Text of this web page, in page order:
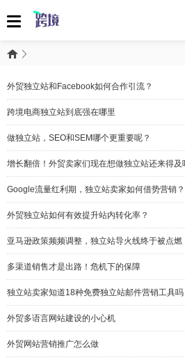
外贸独立站和Facebook如何合作引流？
跨境电商独立站到底强在哪里
做独立站，SEO和SEM哪个更重要呢？
增长翻倍！外贸卖家们现在想做独立站还来得及
Google流量红利期，独立站卖家如何借势营销？
外贸独立站如何有效提升站内转化率？
亚马逊政策频频调整，独立站导火线终于被点燃
多渠道销售才是出路！危机下的保障
独立站卖家知道18种免费独立站邮件营销工具吗
外贸多语言网站建设的小心机
外贸网站营销推广怎么做